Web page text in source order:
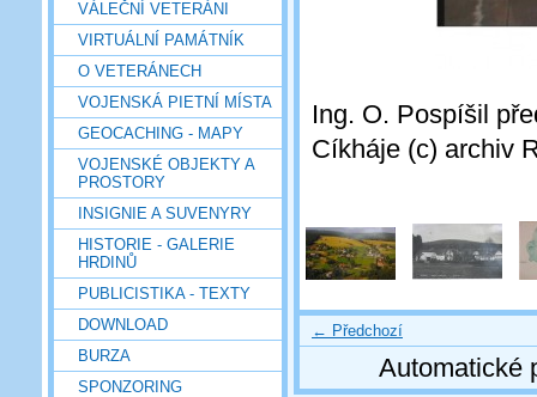
VÁLEČNÍ VETERÁNI
VIRTUÁLNÍ PAMÁTNÍK
O VETERÁNECH
VOJENSKÁ PIETNÍ MÍSTA
GEOCACHING - MAPY
VOJENSKÉ OBJEKTY A
PROSTORY
INSIGNIE A SUVENYRY
HISTORIE - GALERIE
HRDINŮ
PUBLICISTIKA - TEXTY
DOWNLOAD
BURZA
SPONZORING
Ing. O. Pospíšil
Cíkháje (c) archiv
← Předchozí
Automatické